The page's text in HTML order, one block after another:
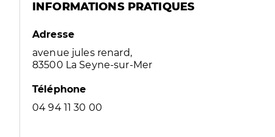
INFORMATIONS PRATIQUES
Adresse
avenue jules renard,
83500 La Seyne-sur-Mer
Téléphone
04 94 11 30 00